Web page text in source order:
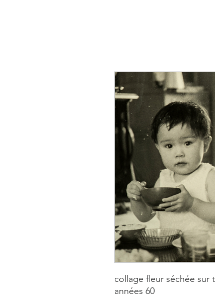
collage fleur séchée sur
années 60